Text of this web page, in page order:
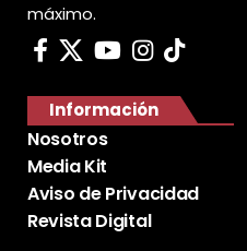
máximo.
Información
Nosotros
Media Kit
Aviso de Privacidad
Revista Digital